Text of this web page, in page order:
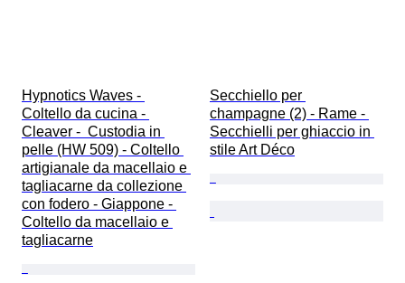
Hypnotics Waves -
Coltello da cucina -
Cleaver -  Custodia in
pelle (HW 509) - Coltello
artigianale da macellaio e
tagliacarne da collezione
con fodero - Giappone -
Coltello da macellaio e
tagliacarne
Secchiello per
champagne (2) - Rame -
Secchielli per ghiaccio in
stile Art Déco